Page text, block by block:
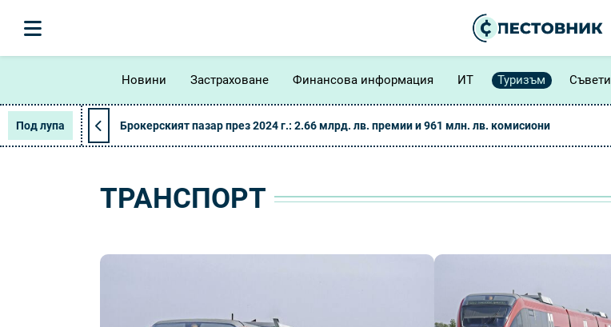
Новини Застраховане Финансова информация ИТ Туризъм Съвети
Под лупа Брокерският пазар през 2024 г.: 2.66 млрд. лв. премии и 961 млн. лв. комисиони
ТРАНСПОРТ